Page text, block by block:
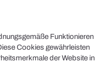
Funktionieren
Cookies gewährleisten
der Website in